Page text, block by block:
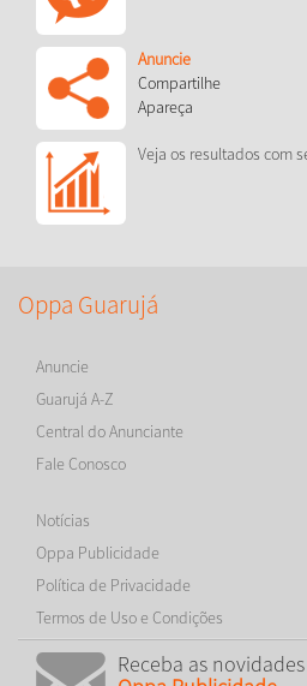
Anuncie
Compartilhe
Apareça
Veja os resultados com
Oppa Guarujá
Anuncie
Guarujá A-Z
Central do Anunciante
Fale Conosco
Notícias
Oppa Publicidade
Política de Privacidade
Termos de Uso e Condições
Receba as